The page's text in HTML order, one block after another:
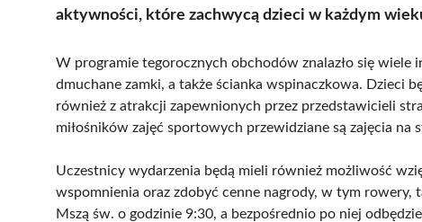
aktywności, które zachwycą dzieci w każdym
W programie tegorocznych obchodów znalazło się
dmuchane zamki, a także ścianka wspinaczkowa. Dzieci
również z atrakcji zapewnionych przez przedstawicieli
miłośników zajęć sportowych przewidziane są zajęcia na
Uczestnicy wydarzenia będą mieli również możliwość
wspomnienia oraz zdobyć cenne nagrody, w tym
Mszą św. o godzinie 9:30, a bezpośrednio po niej